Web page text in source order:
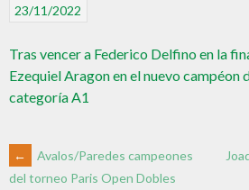
23/11/2022
Tras vencer a Federico Delfino en la
Ezequiel Aragon en el nuevo campéon
categoría A1
←
Avalos/Paredes campeones
del torneo Paris Open Dobles